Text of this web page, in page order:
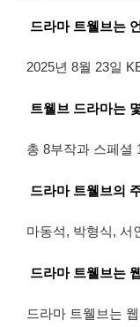
드라마 트웰브는
2025년 8월 23일
트웰브 드라마는
총 8부작과 스페셜
드라마 트웰브의
마동석, 박형식, 서
드라마 트웰브는
드라마 트웰브는